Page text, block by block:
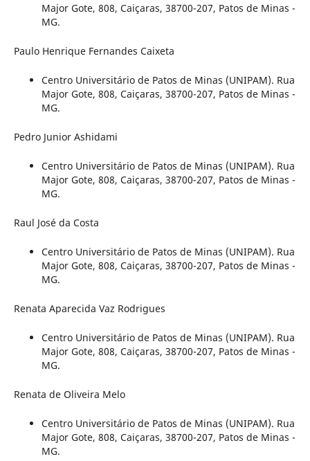
Major Gote, 808, Caiçaras, 38700-207, Patos de Minas -
MG.
Paulo Henrique Fernandes Caixeta
Centro Universitário de Patos de Minas (UNIPAM). Rua
Major Gote, 808, Caiçaras, 38700-207, Patos de Minas -
MG.
Pedro Junior Ashidami
Centro Universitário de Patos de Minas (UNIPAM). Rua
Major Gote, 808, Caiçaras, 38700-207, Patos de Minas -
MG.
Raul José da Costa
Centro Universitário de Patos de Minas (UNIPAM). Rua
Major Gote, 808, Caiçaras, 38700-207, Patos de Minas -
MG.
Renata Aparecida Vaz Rodrigues
Centro Universitário de Patos de Minas (UNIPAM). Rua
Major Gote, 808, Caiçaras, 38700-207, Patos de Minas -
MG.
Renata de Oliveira Melo
Centro Universitário de Patos de Minas (UNIPAM). Rua
Major Gote, 808, Caiçaras, 38700-207, Patos de Minas -
MG.